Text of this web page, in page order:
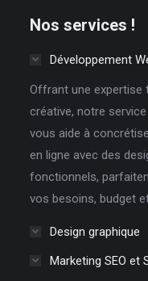
Nos services !
Développement
Offrant une expertise
créative, notre
vous aide à
en ligne avec des
fonctionnels,
vos besoins, budget
Design graphique
Marketing SEO et